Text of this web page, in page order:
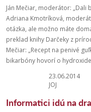
Ján Mečiar, moderátor: „Dali
Adriana Kmotríková,
otázka, ale možno máte
preklad knihy Darčeky z
Mečiar: „Recept na penivé
bikarbóny hovorí o
23.06.2014
JOJ
Informatici idú na